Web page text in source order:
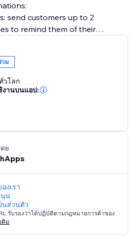
send customers up to 2
to remind them of their
rescheduled or cancelled
customer order confirmations on
fulfilled and canceled orders
วม
วโลก
งานบนแอป:
ย
งเรา
นุน
นส่วนตัว
รับรองว่าได้ปฏิบัติตามกฏหมายการค้าของ
ติม